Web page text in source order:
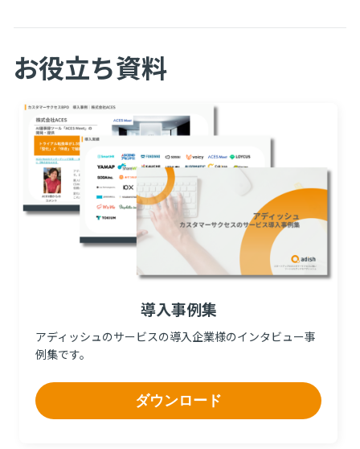
お役立ち資料
導入事例集
アディッシュのサービスの導入企業様のインタビュー事
例集です。
ダウンロード